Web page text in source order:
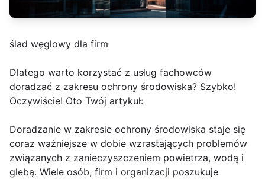
ślad węglowy dla firm
Dlatego warto korzystać z usług fachowców
doradzać z zakresu ochrony środowiska? Szybko!
Oczywiście! Oto Twój artykuł:
Doradzanie w zakresie ochrony środowiska staje się
coraz ważniejsze w dobie wzrastających problemów
związanych z zanieczyszczeniem powietrza, wodą i
glebą. Wiele osób, firm i organizacji poszukuje